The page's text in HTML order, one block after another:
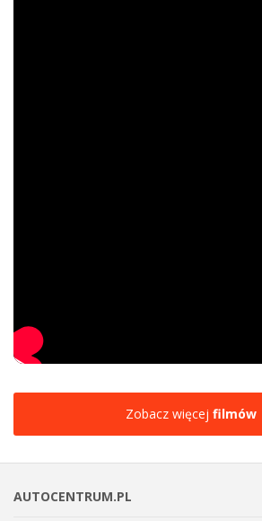
Zobacz więcej filmów
AUTOCENTRUM.PL